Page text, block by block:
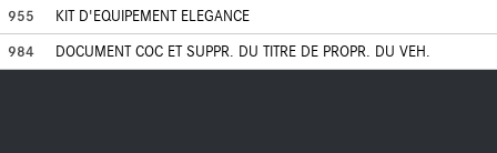
955
KIT D'EQUIPEMENT ELEGANCE
984
DOCUMENT COC ET SUPPR. DU TITRE DE PROPR. DU VEH.